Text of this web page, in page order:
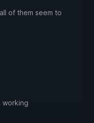
of them seem to
working